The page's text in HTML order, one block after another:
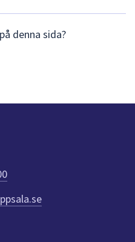
denna sida?